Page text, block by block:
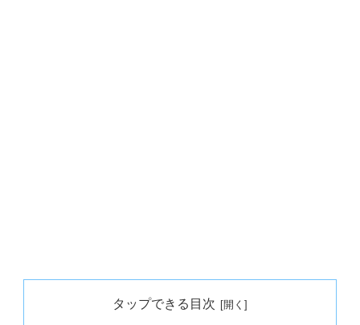
タップできる目次